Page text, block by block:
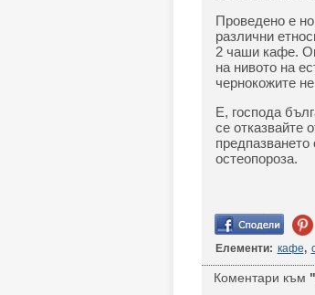
Проведено е
различни
2 чаши кафе.
на нивото на
чернокожите
Е, господа
се отказвайте
предпазването
остеопороза.
Елементи: кафе,
Коментари към